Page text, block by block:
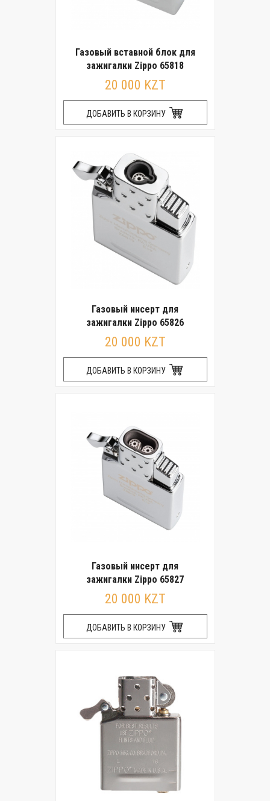
Газовый вставной блок для
зажигалки Zippo 65818
20 000 KZT
ДОБАВИТЬ В КОРЗИНУ
Газовый инсерт для
зажигалки Zippo 65826
20 000 KZT
ДОБАВИТЬ В КОРЗИНУ
Газовый инсерт для
зажигалки Zippo 65827
20 000 KZT
ДОБАВИТЬ В КОРЗИНУ